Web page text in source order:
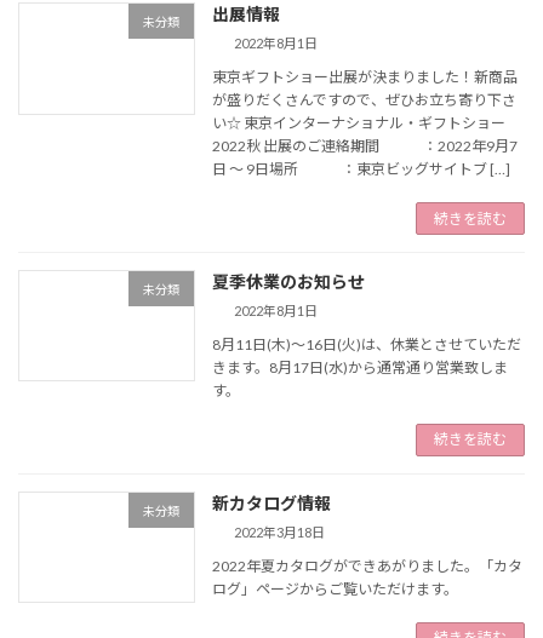
未分類 出展情報
2022年8月1日
東京ギフトショー出展が決まりました！新商品
が盛りだくさんですので、ぜひお立ち寄り下さ
い☆ 東京インターナショナル・ギフトショー
2022秋 出展のご連絡期間 ：2022年9月7
日 ～ 9日場所 ：東京ビッグサイトブ […]
続きを読む
未分類 夏季休業のお知らせ
2022年8月1日
8月11日(木)～16日(火)は、休業とさせていただ
きます。8月17日(水)から通常通り営業致しま
す。
続きを読む
未分類 新カタログ情報
2022年3月18日
2022年夏カタログができあがりました。「カタ
ログ」ページからご覧いただけます。